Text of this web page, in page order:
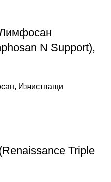
N Support),
, Изчистващи
Triple